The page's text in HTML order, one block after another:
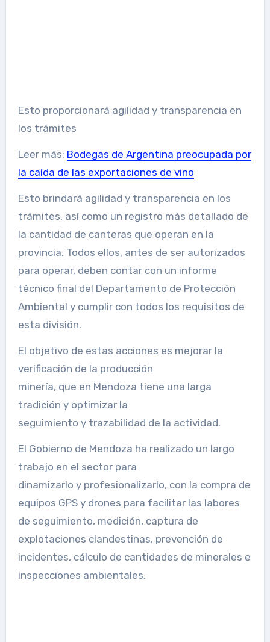
Esto proporcionará agilidad y transparencia en
los trámites
Leer más: Bodegas de Argentina preocupada por
la caída de las exportaciones de vino
Esto brindará agilidad y transparencia en los
trámites, así como un registro más detallado de
la cantidad de canteras que operan en la
provincia. Todos ellos, antes de ser autorizados
para operar, deben contar con un informe
técnico final del Departamento de Protección
Ambiental y cumplir con todos los requisitos de
esta división.
El objetivo de estas acciones es mejorar la
verificación de la producción
minería, que en Mendoza tiene una larga
tradición y optimizar la
seguimiento y trazabilidad de la actividad.
El Gobierno de Mendoza ha realizado un largo
trabajo en el sector para
dinamizarlo y profesionalizarlo, con la compra de
equipos GPS y drones para facilitar las labores
de seguimiento, medición, captura de
explotaciones clandestinas, prevención de
incidentes, cálculo de cantidades de minerales e
inspecciones ambientales.